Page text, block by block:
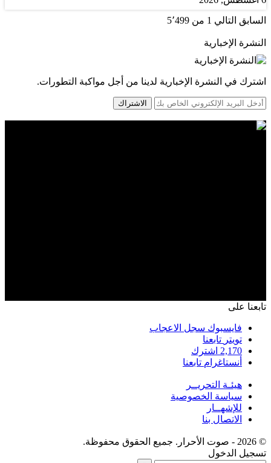
السابق التالي 1 من 5٬499
النشرة الإخبارية
اشترك في النشرة الإخبارية لدينا من أجل مواكبة التطورات.
الاشتراك
تابعنا على
فايسبوك سجل الاعجاب
تويتر تابعنا
2,170 اشترك
أنستاغرام تابعنا
هيئـة التحريــر
سياسة الخصوصية
للإشهــار
الاتصال بنا
© 2026 - صوت الأحرار. جميع الحقوق محفوظة.
تسجيل الدخول